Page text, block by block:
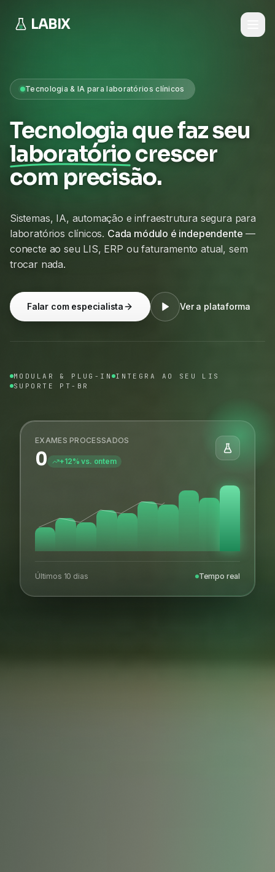
LABIX
Tecnologia & IA para laboratórios clínicos
Tecnologia que faz seu
laboratóriocrescer
com precisão.
Sistemas, IA, automação e infraestrutura segura para
laboratórios clínicos. Cada módulo é independente —
conecte ao seu LIS, ERP ou faturamento atual, sem
trocar nada.
Falar com especialista Ver a plataforma
MODULAR & PLUG-IN INTEGRA AO SEU LIS
SUPORTE PT-BR
EXAMES PROCESSADOS
0 +12% vs. ontem
Últimos 10 dias Tempo real